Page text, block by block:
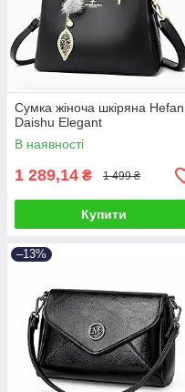
Сумка жіноча шкіряна Hefan
Daishu Elegant
В наявності
1 289,14 ₴ 1 499 ₴
Купити
–13%